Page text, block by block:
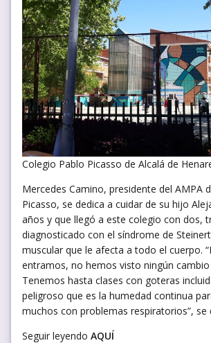
Colegio Pablo Picasso de Alcalá de
Mercedes Camino, presidente del AMPA
Picasso, se dedica a cuidar de su hijo
años y que llegó a este colegio con dos,
diagnosticado con el síndrome de
muscular que le afecta a todo el cuerpo.
entramos, no hemos visto ningún
Tenemos hasta clases con goteras
peligroso que es la humedad continua
muchos con problemas respiratorios”, se
Seguir leyendo AQUÍ